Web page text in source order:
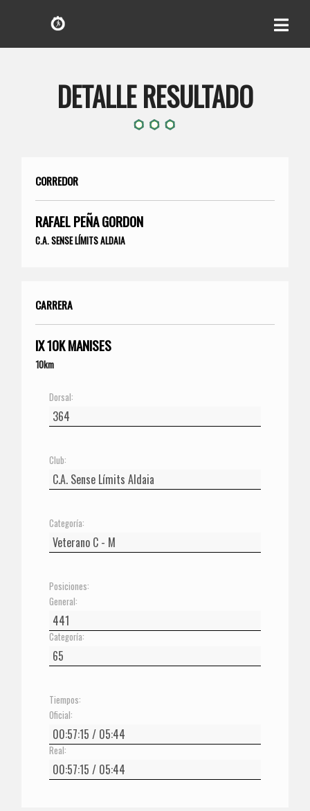
DETALLE RESULTADO
CORREDOR
RAFAEL PEÑA GORDON
C.A. SENSE LÍMITS ALDAIA
CARRERA
IX 10K MANISES
10km
Dorsal:
Club:
Categoría:
Posiciones:
General:
Categoría:
Tiempos:
Oficial:
Real: